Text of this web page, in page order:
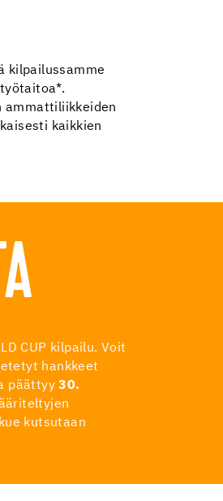
kilpailussamme
ammattiliikkeiden
kaikkien
CUP kilpailu. Voit
hankkeet
päättyy30.
kutsutaan